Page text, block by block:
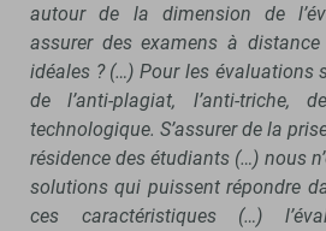
autour de la dimension de
assurer des examens à
idéales ? (…) Pour les évaluations
de l’anti-plagiat, l’anti-triche,
technologique. S’assurer de la
résidence des étudiants (…) nous
solutions qui puissent répondre
ces caractéristiques (…)